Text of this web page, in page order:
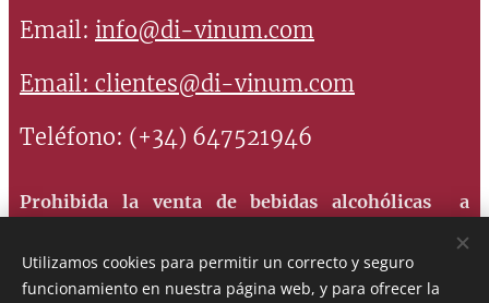
Email: info@di-vinum.com
Email: clientes@di-vinum.com
Teléfono: (+34) 647521946
Prohibida la venta de bebidas alcohólicas a
menores de 18 años. Consume con moderación, el
abuso es perjudicial para la salud
Utilizamos cookies para permitir un correcto y seguro
funcionamiento en nuestra página web, y para ofrecer la